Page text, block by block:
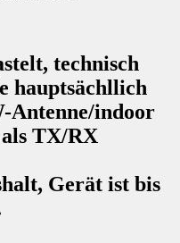
technisch
hauptsächllich
Antenne/indoor
TX/RX
Gerät ist bis